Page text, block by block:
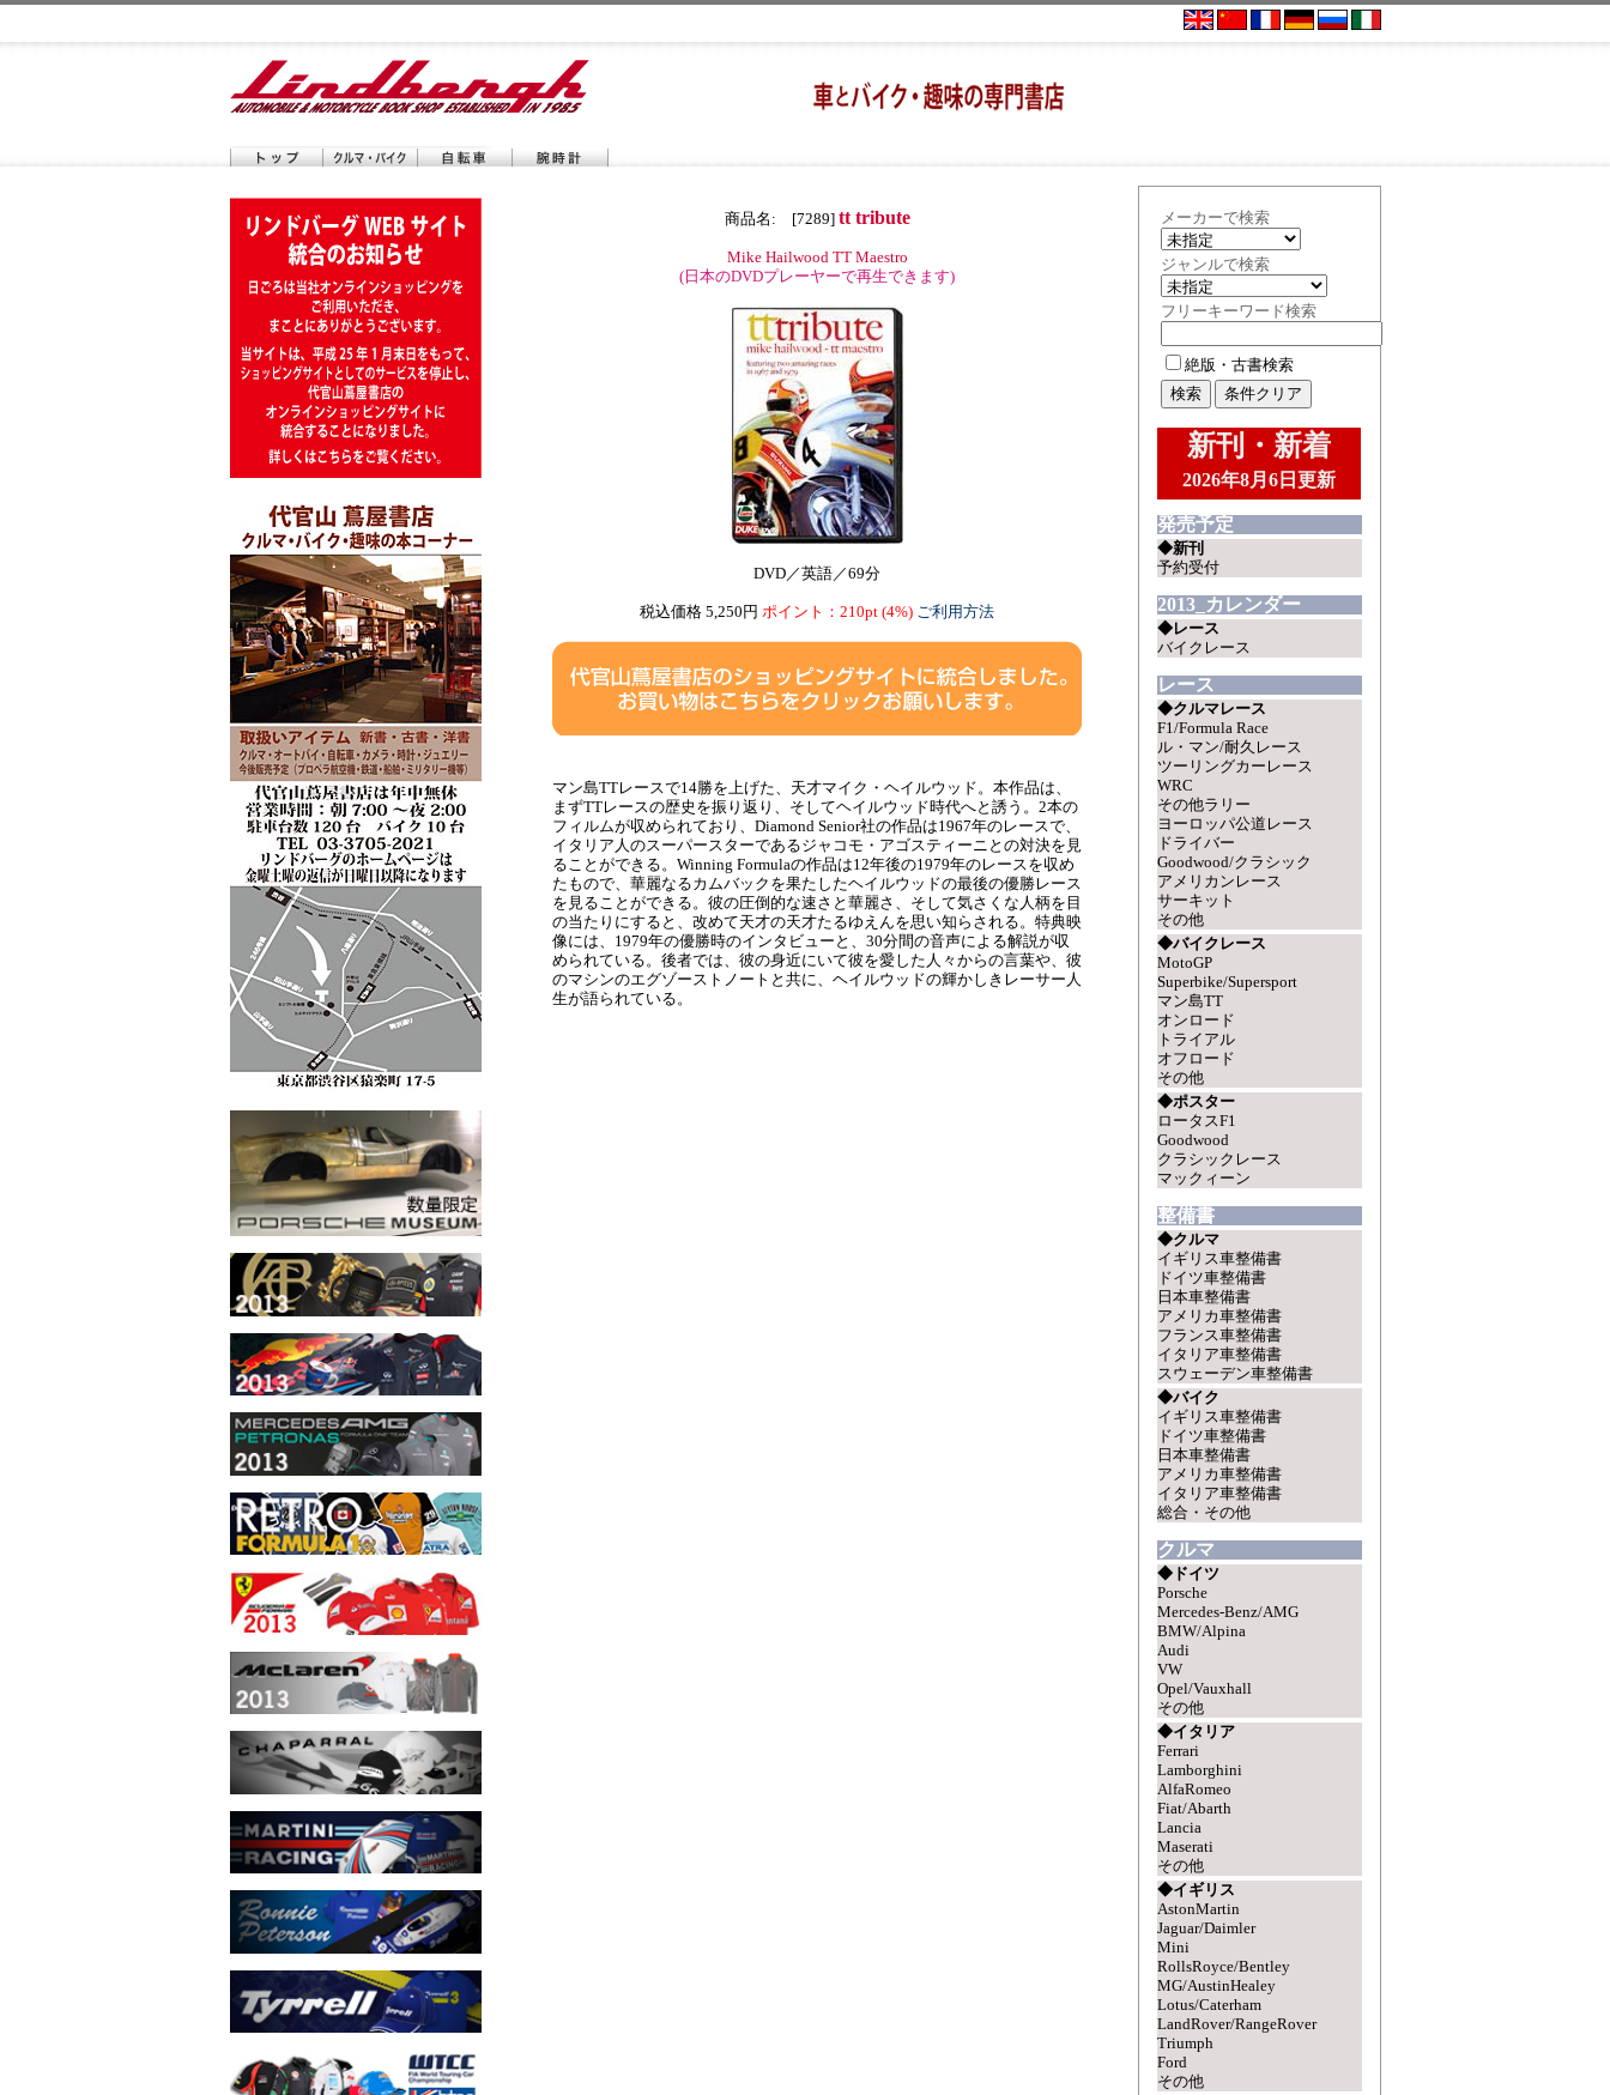
メーカーで検索
ジャンルで検索
フリーキーワード検索
絶版・古書検索
新刊・新着
2026年8月6日更新
発売予定
◆新刊
予約受付
2013_カレンダー
◆レース
バイクレース
レース
◆クルマレース
F1/Formula Race
ル・マン/耐久レース
ツーリングカーレース
WRC
その他ラリー
ヨーロッパ公道レース
ドライバー
Goodwood/クラシック
アメリカンレース
サーキット
その他
◆バイクレース
MotoGP
Superbike/Supersport
マン島TT
オンロード
トライアル
オフロード
その他
◆ポスター
ロータスF1
Goodwood
クラシックレース
マックィーン
整備書
◆クルマ
イギリス車整備書
ドイツ車整備書
日本車整備書
アメリカ車整備書
フランス車整備書
イタリア車整備書
スウェーデン車整備書
◆バイク
イギリス車整備書
ドイツ車整備書
日本車整備書
アメリカ車整備書
イタリア車整備書
総合・その他
クルマ
◆ドイツ
Porsche
Mercedes-Benz/AMG
BMW/Alpina
Audi
VW
Opel/Vauxhall
その他
◆イタリア
Ferrari
Lamborghini
AlfaRomeo
Fiat/Abarth
Lancia
Maserati
その他
◆イギリス
AstonMartin
Jaguar/Daimler
Mini
RollsRoyce/Bentley
MG/AustinHealey
Lotus/Caterham
LandRover/RangeRover
Triumph
Ford
その他
商品名: [7289] tt tribute
Mike Hailwood TT Maestro
(日本のDVDプレーヤーで再生できます)
DVD／英語／69分
税込価格 5,250円 ポイント：210pt (4%) ご利用方法
マン島TTレースで14勝を上げた、天才マイク・ヘイルウッド。本作品は、
まずTTレースの歴史を振り返り、そしてヘイルウッド時代へと誘う。2本の
フィルムが収められており、Diamond Senior社の作品は1967年のレースで、
イタリア人のスーパースターであるジャコモ・アゴスティーニとの対決を見
ることができる。Winning Formulaの作品は12年後の1979年のレースを収め
たもので、華麗なるカムバックを果たしたヘイルウッドの最後の優勝レース
を見ることができる。彼の圧倒的な速さと華麗さ、そして気さくな人柄を目
の当たりにすると、改めて天才の天才たるゆえんを思い知らされる。特典映
像には、1979年の優勝時のインタビューと、30分間の音声による解説が収
められている。後者では、彼の身近にいて彼を愛した人々からの言葉や、彼
のマシンのエグゾーストノートと共に、ヘイルウッドの輝かしきレーサー人
生が語られている。